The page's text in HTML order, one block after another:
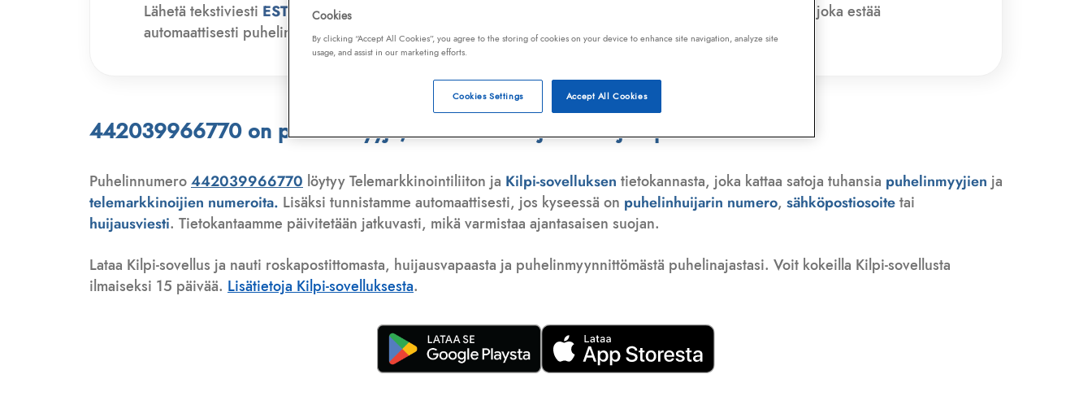
Lähetä tekstiviesti ESTO numeroon
, niin saat laajan telemarkkinointikiellon ja Kilpi-sovelluksen, joka estää
automaattisesti puhelinmyyjien soitot, huijaussoitot, huijausviestit ja roskapostit.
442039966770 on puhelinmyyjä, telemarkkinoija tai huijauspuhelu
Puhelinnumero442039966770 löytyy Telemarkkinointiliiton ja Kilpi-sovelluksen tietokannasta, joka kattaa satoja tuhansia puhelinmyyjien ja
telemarkkinoijien numeroita. Lisäksi tunnistamme automaattisesti, jos kyseessä on puhelinhuijarin numero, sähköpostiosoitetai
huijausviesti. Tietokantaamme päivitetään jatkuvasti, mikä varmistaa ajantasaisen suojan.
Lataa Kilpi-sovellus ja nauti roskapostittomasta, huijausvapaasta ja puhelinmyynnittömästä puhelinajastasi. Voit kokeilla Kilpi-sovellusta
ilmaiseksi 15 päivää. Lisätietoja Kilpi-sovelluksesta.
Cookies
By clicking “Accept All Cookies”, you agree to the storing of cookies on your device to enhance site navigation, analyze site
usage, and assist in our marketing efforts.
Accept All Cookies
Cookies Settings